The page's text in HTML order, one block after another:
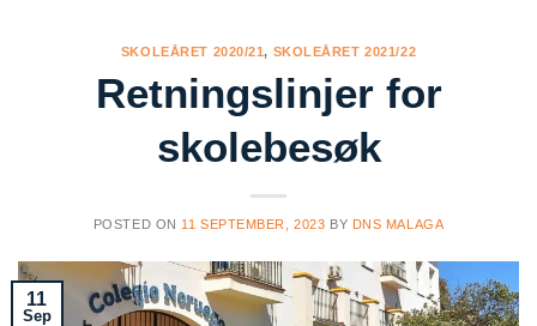
SKOLEÅRET 2020/21, SKOLEÅRET 2021/22
Retningslinjer for
skolebesøk
POSTED ON 11 SEPTEMBER, 2023 BY DNS MALAGA
11
Sep